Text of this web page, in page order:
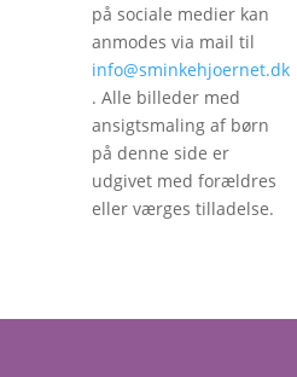
på sociale medier kan
anmodes via mail til
info@sminkehjoernet.dk
. Alle billeder med
ansigtsmaling af børn
på denne side er
udgivet med forældres
eller værges tilladelse.